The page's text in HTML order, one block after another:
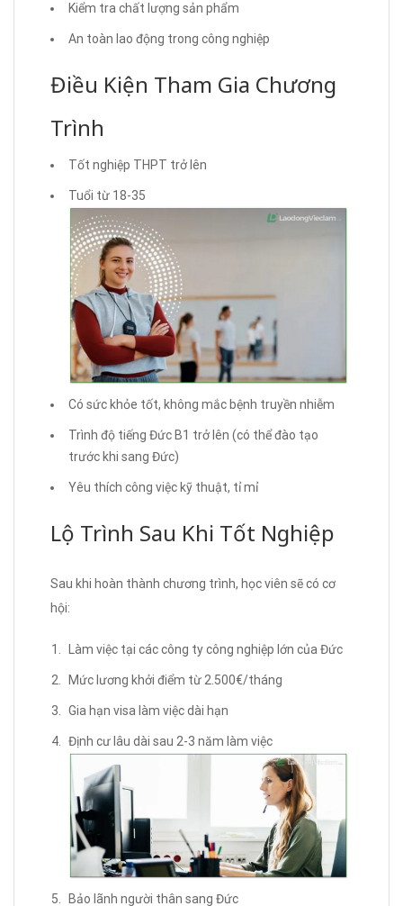
Kiểm tra chất lượng sản phẩm
An toàn lao động trong công nghiệp
Điều Kiện Tham Gia Chương
Trình
Tốt nghiệp THPT trở lên
Tuổi từ 18-35
Có sức khỏe tốt, không mắc bệnh truyền nhiễm
Trình độ tiếng Đức B1 trở lên (có thể đào tạo
trước khi sang Đức)
Yêu thích công việc kỹ thuật, tỉ mỉ
Lộ Trình Sau Khi Tốt Nghiệp
Sau khi hoàn thành chương trình, học viên sẽ có cơ
hội:
Làm việc tại các công ty công nghiệp lớn của Đức
Mức lương khởi điểm từ 2.500€/tháng
Gia hạn visa làm việc dài hạn
Định cư lâu dài sau 2-3 năm làm việc
Bảo lãnh người thân sang Đức